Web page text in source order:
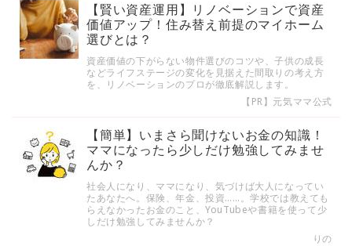
【賢い資産運用】リノベーションで資産
価値アップ！住み替え前提のマイホーム
選びとは？
資産価値の下がらない物件選びのコツや、子供の成長
などライフステージの変化を見据えた間取りの考え方
を、リノベーションのプロが徹底解説します。
【PR】元気ママ公式
【簡単】いまさら聞けないお金の知識！
ママになったら少しだけ勉強してみませ
んか？
社会人になり、ママになり、気づけば大人になってい
たあなたへ。保険、年金、投資……。学校では教えても
らえなかったお金のこと、YouTubeや書籍を使って少
しだけ勉強してみませんか？
りの